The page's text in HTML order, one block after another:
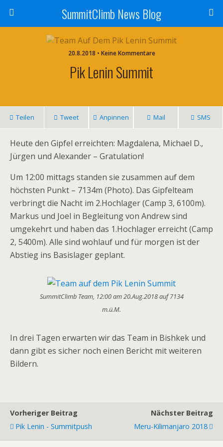
SummitClimb News Blog
20.8.2018 • Keine Kommentare
Pik Lenin Summit
Teilen Tweet Anpinnen Mail SMS
Heute den Gipfel erreichten: Magdalena, Michael D.,
Jürgen und Alexander – Gratulation!
Um 12:00 mittags standen sie zusammen auf dem
höchsten Punkt – 7134m (Photo). Das Gipfelteam
verbringt die Nacht im 2.Hochlager (Camp 3, 6100m).
Markus und Joel in Begleitung von Andrew sind
umgekehrt und haben das 1.Hochlager erreicht (Camp
2, 5400m). Alle sind wohlauf und für morgen ist der
Abstieg ins Basislager geplant.
SummitClimb Team, 12:00 am 20.Aug.2018 auf 7134
m.ü.M.
In drei Tagen erwarten wir das Team in Bishkek und
dann gibt es sicher noch einen Bericht mit weiteren
Bildern.
Vorheriger Beitrag
Pik Lenin - Summitpush
Nächster Beitrag
Meru-Kilimanjaro 2018